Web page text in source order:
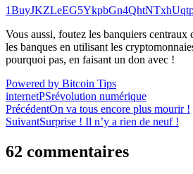
Vous aussi, foutez les banquiers centraux
les banques en utilisant les
pourquoi pas, en faisant un don avec !
Powered by Bitcoin Tips
internetPSrévolution numérique
Navigation
de
l’article
PrécédentOn va tous encore plus mourir !
SuivantSurprise ! Il n’y a rien de neuf !
62 commentaires